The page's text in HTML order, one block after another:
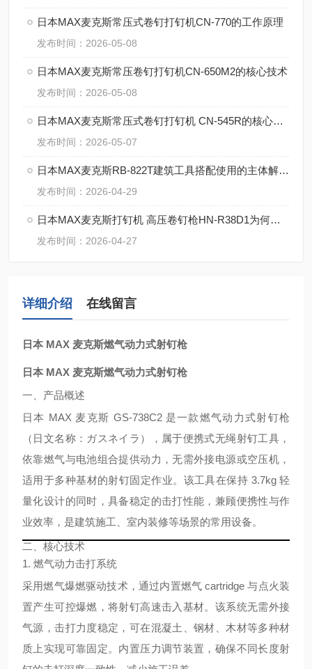
日本MAX麦克斯常压式卷钉打钉机CN-770的工作原理
发布时间：2026-05-08
日本MAX麦克斯常压卷钉打钉机CN-650M2的核心技术
发布时间：2026-05-08
日本MAX麦克斯常压式卷钉打钉机 CN-545R的核心参数
发布时间：2026-05-07
日本MAX麦克斯RB-822T建筑工具搭配使用的主体解决方案
发布时间：2026-04-29
日本MAX麦克斯打钉机 高压卷钉枪HN-R38D1为何这么牛？
发布时间：2026-04-27
详细介绍 在线留言
日本 MAX 麦克斯燃气动力式射钉枪
日本 MAX 麦克斯燃气动力式射钉枪
一、产品概述
日本 MAX 麦克斯 GS-738C2 是一款燃气动力式射钉枪
（日文名称：ガスネイラ），属于便携式无绳射钉工具，
依靠燃气与电池组合提供动力，无需外接电源或空压机，
适用于多种基材的射钉固定作业。该工具在保持 3.7kg 轻
量化设计的同时，具备稳定的击打性能，兼顾便携性与作
业效率，是建筑施工、室内装修等场景的常用设备。
二、核心技术
1. 燃气动力击打系统
采用燃气爆燃驱动技术，通过内置燃气 cartridge 与点火装
置产生可控爆燃，将射钉高速击入基材。该系统无需外接
气源，击打力度稳定，可在混凝土、钢材、木材等多种材
质上实现可靠固定。内置压力调节装置，确保不同长度射